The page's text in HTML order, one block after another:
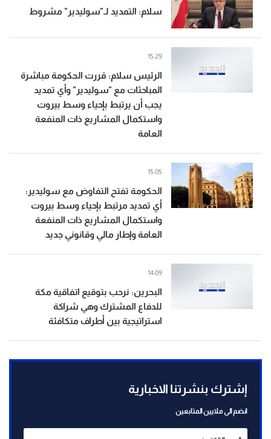
سلام: التمديد لـ"سوليدير" مشروط
الرئيس سلام: قررت الحكومة مباشرة
المباحثات مع "سوليدير" وأي تمديد
يجب أن يرتبط بإحياء وسط بيروت
واستكمال المشاريع ذات المنفعة
العامة
15:29
الحكومة تفتح التفاوض مع سوليدير:
أي تمديد مرتبط بإحياء وسط بيروت
واستكمال المشاريع ذات المنفعة
العامة وإطار مالي وقانوني جديد
15:05
البحرين: نرحب بتوقيع اتفاقية مكة
للدفاع المشترك وهي شراكة
استراتيجية بين أطراف متكافئة
14:09
إشترك بنشرتنا الاخبارية
انضم الى ملايين المتابعين